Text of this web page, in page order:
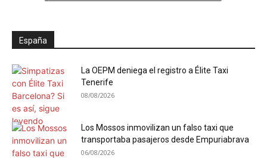
España
La OEPM deniega el registro a Élite Taxi
Tenerife
08/08/2026
Los Mossos inmovilizan un falso taxi que
transportaba pasajeros desde Empuriabrava
06/08/2026